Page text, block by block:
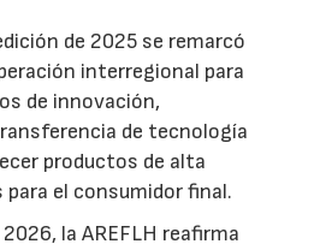
de 2025 se remarcó
interregional para
de innovación,
de tecnología
productos de alta
para el consumidor final.
la AREFLH reafirma